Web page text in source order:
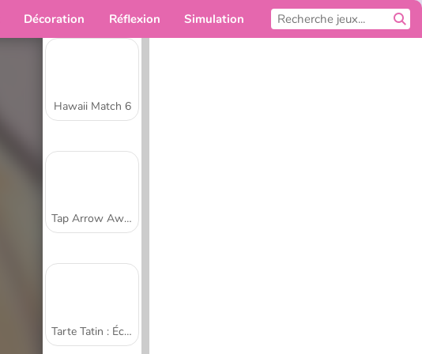
Décoration Réflexion Simulation
Hawaii Match 6
Tap Arrow Away
Tarte Tatin : École de cuisine de Sara